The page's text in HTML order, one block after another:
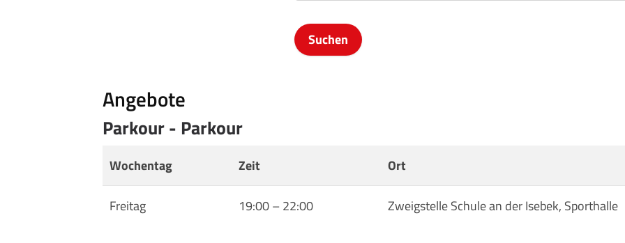
Angebote
Parkour - Parkour
Wochentag Zeit
Ort
Freitag
19:00–22:00 Zweigstelle Schule an der Isebek, Sporthalle